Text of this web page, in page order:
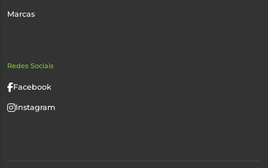
Marcas
Redes Sociais
Facebook
Instagram